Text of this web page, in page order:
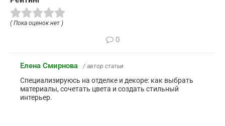
( Пока оценок нет )
0
Елена Смирнова / автор статьи
Специализируюсь на отделке и декоре: как выбрать
материалы, сочетать цвета и создать стильный
интерьер.